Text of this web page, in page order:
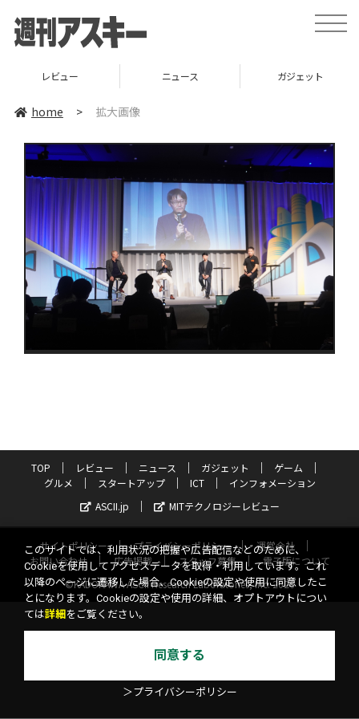
toggle
レビュー ニュース ガジェット
home > 拡大画像
TOP レビュー ニュース ガジェット
ゲーム
グルメ
スタートアップ ICT
インフォメーション
ASCII.jp
MITテクノロジーレビュー
サイトポリシー プライバシーポリシー
運営会社
お問い合わせ
広告掲載 スタッフ募集
電子版について
©KADOKAWA ASCII Research Laboratories, Inc. 2026
このサイトでは、利用状況の把握や広告配信などのために、
Cookieを使用してアクセスデータを取得・利用しています。これ
以降のページに遷移した場合、Cookieの設定や使用に同意したこ
とになります。Cookieの設定や使用の詳細、オプトアウトについ
ては詳細 をご覧ください。
同意する
＞プライバシーポリシー